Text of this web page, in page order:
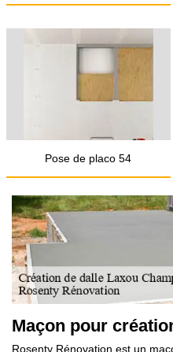
Pose de placo 54
Maçon pour
Rosenty Rénovation est un